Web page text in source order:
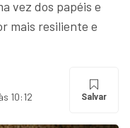
vez dos papéis e
mais resiliente e
10:12 Salvar